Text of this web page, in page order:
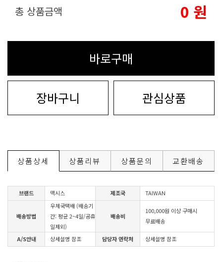
총 상품금액 0 원
바로구매
장바구니 관심상품
상품상세 상품리뷰 상품문의 교환배송
브랜드 맥시스 제조국 TAIWAN
배송방법
우체국택배 (배송기
간: 평균 2~4일/공휴
일제외)
배송비
100,000원 이상 구매시
무료배송
A/S안내 상세설명 참조 담당자 연락처 상세설명 참조